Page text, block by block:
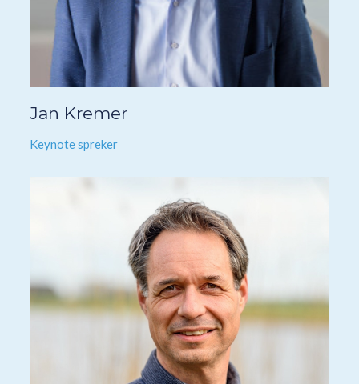
Jan Kremer
Keynote spreker